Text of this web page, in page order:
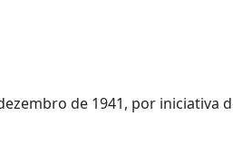
de 1941, por